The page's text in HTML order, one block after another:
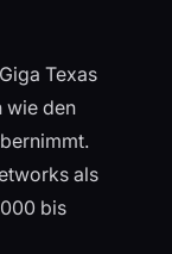
Texas
wie den
als
bis